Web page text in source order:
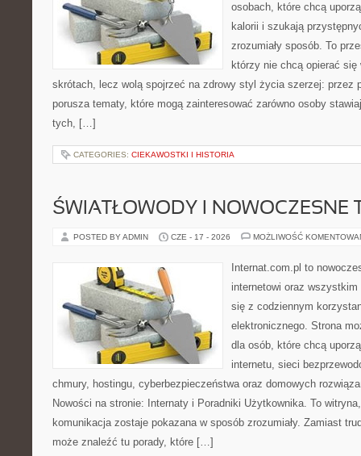
osobach, które chcą
kalorii i szukają
zrozumiały sposób. To
którzy nie chcą opierać się
skrótach, lecz wolą spojrzeć na zdrowy styl życia szerzej: przez
porusza tematy, które mogą zainteresować zarówno osoby
tych, […]
CATEGORIES: CIEKAWOSTKI I HISTORIA
ŚWIATŁOWODY I NOWOCZESNE
POSTED BY ADMIN CZE - 17 - 2026 MOŻLIWOŚĆ
Internat.com.pl to
internetowi oraz
się z codziennym
elektronicznego. Strona
dla osób, które chcą
internetu, sieci
chmury, hostingu, cyberbezpieczeństwa oraz domowych
Nowości na stronie: Internaty i Poradniki Użytkownika. To
komunikacja zostaje pokazana w sposób zrozumiały. Zamiast
może znaleźć tu porady, które […]